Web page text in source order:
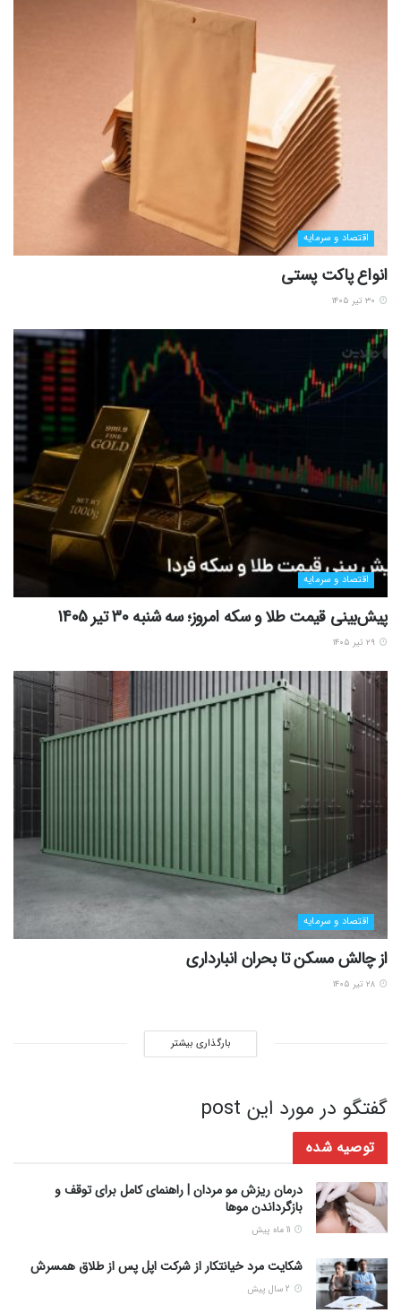
اقتصاد و سرمایه
انواع پاکت پستی
اقتصاد و سرمایه
پیش‌بینی قیمت طلا و سکه امروز؛ سه شنبه 30 تیر 1405
اقتصاد و سرمایه
از چالش مسکن تا بحران انبارداری
بارگذاری بیشتر
گفتگو در مورد این post
توصیه شده
درمان ریزش مو مردان | راهنمای کامل برای توقف و
بازگرداندن موها
شکایت مرد خیانتکار از شرکت اپل پس از طلاق همسرش